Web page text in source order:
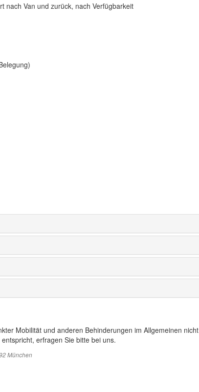
nach Van und zurück, nach Verfügbarkeit
Mobilität und anderen Behinderungen im Allgemeinen nicht
erfragen Sie bitte bei uns.
München